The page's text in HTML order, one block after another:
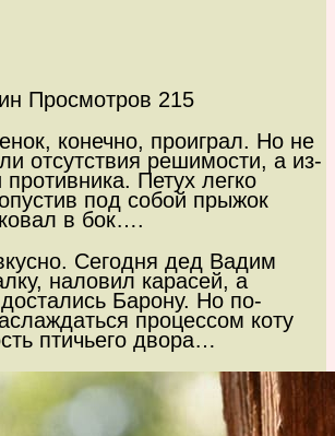
Просмотров 215
конечно, проиграл. Но не
отсутствия решимости, а из-
Петух легко
под собой прыжок
в бок….
Сегодня дед Вадим
наловил карасей, а
Барону. Но по-
процессом коту
птичьего двора…